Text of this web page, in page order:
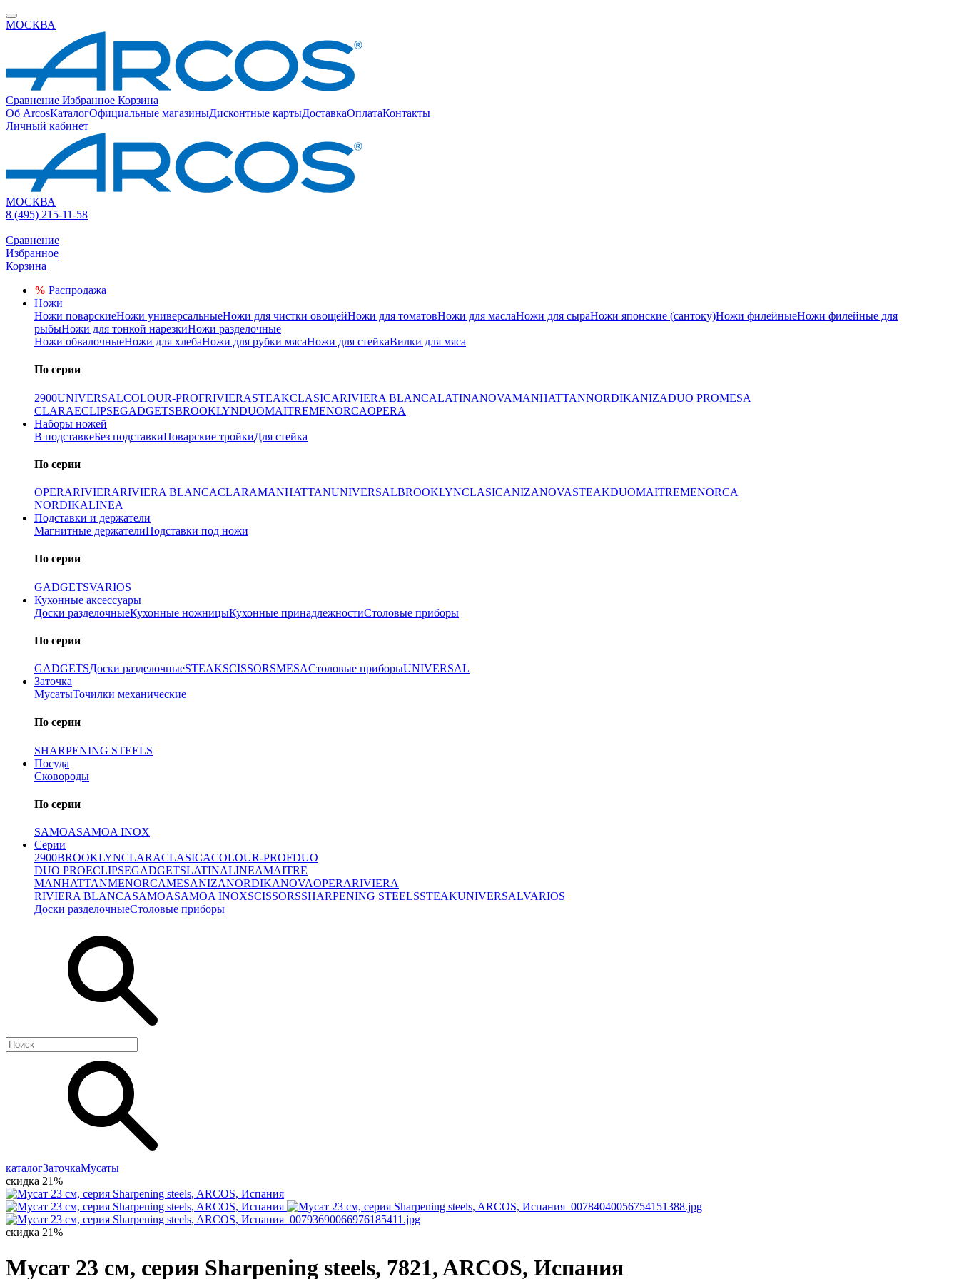
МОСКВА
Сравнение Избранное Корзина
Об ArcosКаталогОфициальные магазиныДисконтные картыДоставкаОплатаКонтакты
Личный кабинет
МОСКВА
8 (495) 215-11-58
Сравнение
Избранное
Корзина
% Распродажа
Ножи
Ножи поварскиеНожи универсальныеНожи для чистки овощейНожи для томатовНожи для маслаНожи для сыраНожи японские (сантоку)Ножи филейныеНожи филейные для
рыбыНожи для тонкой нарезкиНожи разделочные
Ножи обвалочныеНожи для хлебаНожи для рубки мясаНожи для стейкаВилки для мяса
По серии
2900UNIVERSALCOLOUR-PROFRIVIERASTEAKCLASICARIVIERA BLANCALATINANOVAMANHATTANNORDIKANIZADUO PROMESA
CLARAECLIPSEGADGETSBROOKLYNDUOMAITREMENORCAOPERA
Наборы ножей
В подставкеБез подставкиПоварские тройкиДля стейка
По серии
OPERARIVIERARIVIERA BLANCACLARAMANHATTANUNIVERSALBROOKLYNCLASICANIZANOVASTEAKDUOMAITREMENORCA
NORDIKALINEA
Подставки и держатели
Магнитные держателиПодставки под ножи
По серии
GADGETSVARIOS
Кухонные аксессуары
Доски разделочныеКухонные ножницыКухонные принадлежностиСтоловые приборы
По серии
GADGETSДоски разделочныеSTEAKSCISSORSMESAСтоловые приборыUNIVERSAL
Заточка
МусатыТочилки механические
По серии
SHARPENING STEELS
Посуда
Сковороды
По серии
SAMOASAMOA INOX
Серии
2900BROOKLYNCLARACLASICACOLOUR-PROFDUO
DUO PROECLIPSEGADGETSLATINALINEAMAITRE
MANHATTANMENORCAMESANIZANORDIKANOVAOPERARIVIERA
RIVIERA BLANCASAMOASAMOA INOXSCISSORSSHARPENING STEELSSTEAKUNIVERSALVARIOS
Доски разделочныеСтоловые приборы
каталогЗаточкаМусаты
скидка 21%
скидка 21%
Мусат 23 см, серия Sharpening steels, 7821, ARCOS, Испания